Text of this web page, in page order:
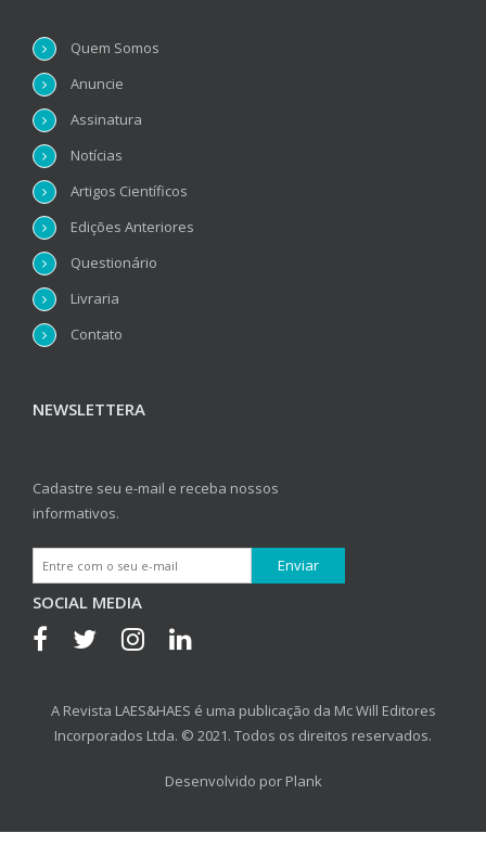
Quem Somos
Anuncie
Assinatura
Notícias
Artigos Científicos
Edições Anteriores
Questionário
Livraria
Contato
NEWSLETTERA
Cadastre seu e-mail e receba nossos
informativos.
SOCIAL MEDIA
A Revista LAES&HAES é uma publicação da Mc Will Editores
Incorporados Ltda. © 2021. Todos os direitos reservados.
Desenvolvido por Plank